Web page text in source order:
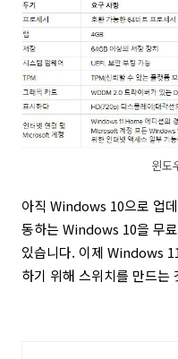
윈도
아직 Windows 10으로 업
동하는 Windows 10을 무
있습니다. 이제 Windows
하기 위해 스위치를 만드는